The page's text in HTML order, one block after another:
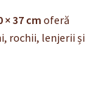
× 37 cm oferă
rochii, lenjerii și